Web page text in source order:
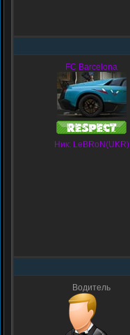
FC Barcelona
Ник: LeBRoN(UKR)
Водитель